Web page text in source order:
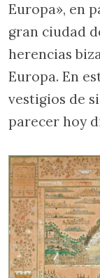
Europa», en
gran ciudad
herencias
Europa. En
vestigios de
parecer hoy